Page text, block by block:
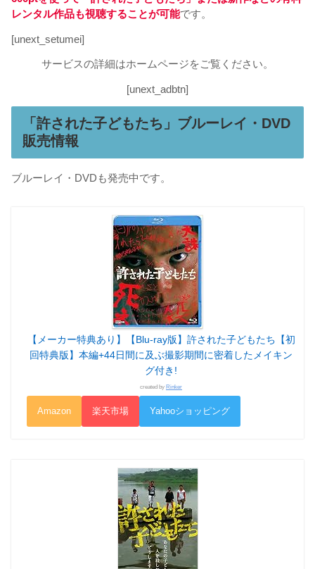
レンタル作品も視聴することが可能です。
[unext_setumei]
サービスの詳細はホームページをご覧ください。
[unext_adbtn]
「許された子どもたち」ブルーレイ・DVD
販売情報
ブルーレイ・DVDも発売中です。
【メーカー特典あり】【Blu-ray版】許された子どもたち【初
回特典版】本編+44日間に及ぶ撮影期間に密着したメイキン
グ付き!
created by Rinker
Amazon 楽天市場 Yahooショッピング